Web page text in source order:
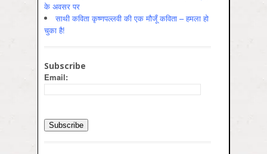
के अवसर पर
साथी कविता कृष्णपल्लवी की एक मौजूँ कविता – हमला हो
चुका है!
Subscribe
Email: